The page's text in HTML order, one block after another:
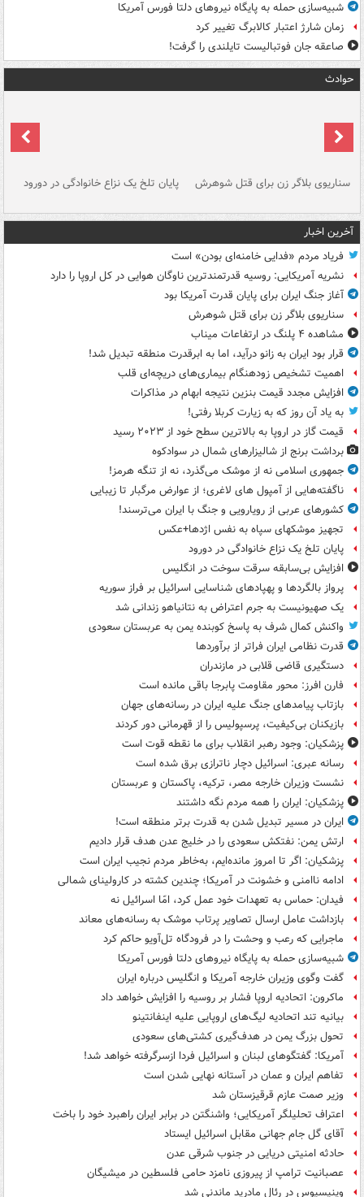
شبیه‌سازی حمله به پایگاه نیروهای دلتا فورس آمریکا
زمان شارژ اعتبار کالابرگ تغییر کرد
صاعقه جان فوتبالیست تایلندی را گرفت!
حوادث
سناریوی بلاگر زن برای قتل شوهرش پایان تلخ یک نزاع خانوادگی در دورود
آخرین اخبار
فریاد مردم «فدایی خامنه‌ای بودن» است
نشریه آمریکایی: روسیه قدرتمندترین ناوگان هوایی در کل اروپا را دارد
آغاز جنگ ایران برای پایان قدرت آمریکا بود
سناریوی بلاگر زن برای قتل شوهرش
مشاهده ۴ پلنگ در ارتفاعات میناب
قرار بود ایران به زانو درآید، اما به ابرقدرت منطقه تبدیل شد!
اهمیت تشخیص زودهنگام بیماری‌های دریچه‌ای قلب
افزایش مجدد قیمت بنزین نتیجه ابهام در مذاکرات
به یاد آن روز که به زیارت کربلا رفتی!
قیمت گاز در اروپا به بالاترین سطح خود از ۲۰۲۳ رسید
برداشت برنج از شالیزارهای شمال در سوادکوه
جمهوری اسلامی نه از موشک می‌گذرد، نه از تنگه هرمز!
ناگفته‌هایی از آمپول های لاغری؛ از عوارض مرگبار تا زیبایی
کشورهای عربی از رویارویی و جنگ با ایران می‌ترسند!
تجهیز موشکهای سپاه به نفس اژدها+عکس
پایان تلخ یک نزاع خانوادگی در دورود
افزایش بی‌سابقه سرقت سوخت در انگلیس
پرواز بالگردها و پهپادهای شناسایی اسرائیل بر فراز سوریه
یک صهیونیست به جرم اعتراض به نتانیاهو زندانی شد
واکنش کمال شرف به پاسخ کوبنده یمن به عربستان سعودی
قدرت نظامی ایران فراتر از برآوردها
دستگیری قاضی قلابی در مازندران
فارن افرز: محور مقاومت پابرجا باقی مانده است
بازتاب پیامدهای جنگ علیه ایران در رسانه‌های جهان
بازیکنان بی‌کیفیت، پرسپولیس را از قهرمانی دور کردند
پزشکیان: وجود رهبر انقلاب برای ما نقطه قوت است
رسانه عبری: اسرائیل دچار ناترازی برق شده است
نشست وزیران خارجه مصر، ترکیه، پاکستان و عربستان
پزشکیان: ایران را همه مردم نگه داشتند
ایران در مسیر تبدیل شدن به قدرت برتر منطقه است!
ارتش یمن: نفتکش سعودی را در خلیج عدن هدف قرار دادیم
پزشکیان: اگر تا امروز مانده‌ایم، به‌خاطر مردم نجیب ایران است
ادامه ناامنی و خشونت در آمریکا؛ چندین کشته در کارولینای شمالی
فیدان: حماس به تعهدات خود عمل کرد، امّا اسرائیل نه
بازداشت عامل ارسال تصاویر پرتاب موشک به رسانه‌های معاند
ماجرایی که رعب و وحشت را در فرودگاه تل‌آویو حاکم کرد
شبیه‌سازی حمله به پایگاه نیروهای دلتا فورس آمریکا
گفت وگوی وزیران خارجه آمریکا و انگلیس درباره ایران
ماکرون: اتحادیه اروپا فشار بر روسیه را افزایش خواهد داد
بیانیه تند اتحادیه لیگ‌های اروپایی علیه اینفانتینو
تحول بزرگ یمن در هدف‌گیری کشتی‌های سعودی
آمریکا: گفتگوهای لبنان و اسرائیل فردا ازسرگرفته خواهد شد!
تفاهم ایران و عمان در آستانه نهایی شدن است
وزیر صمت عازم قرقیزستان شد
اعتراف تحلیلگر آمریکایی؛ واشنگتن در برابر ایران راهبرد خود را باخت
آقای گل جام جهانی مقابل اسرائیل ایستاد
حادثه امنیتی دریایی در جنوب شرقی عدن
عصبانیت ترامپ از پیروزی نامزد حامی فلسطین در میشیگان
وینیسیوس در رئال مادرید ماندنی شد